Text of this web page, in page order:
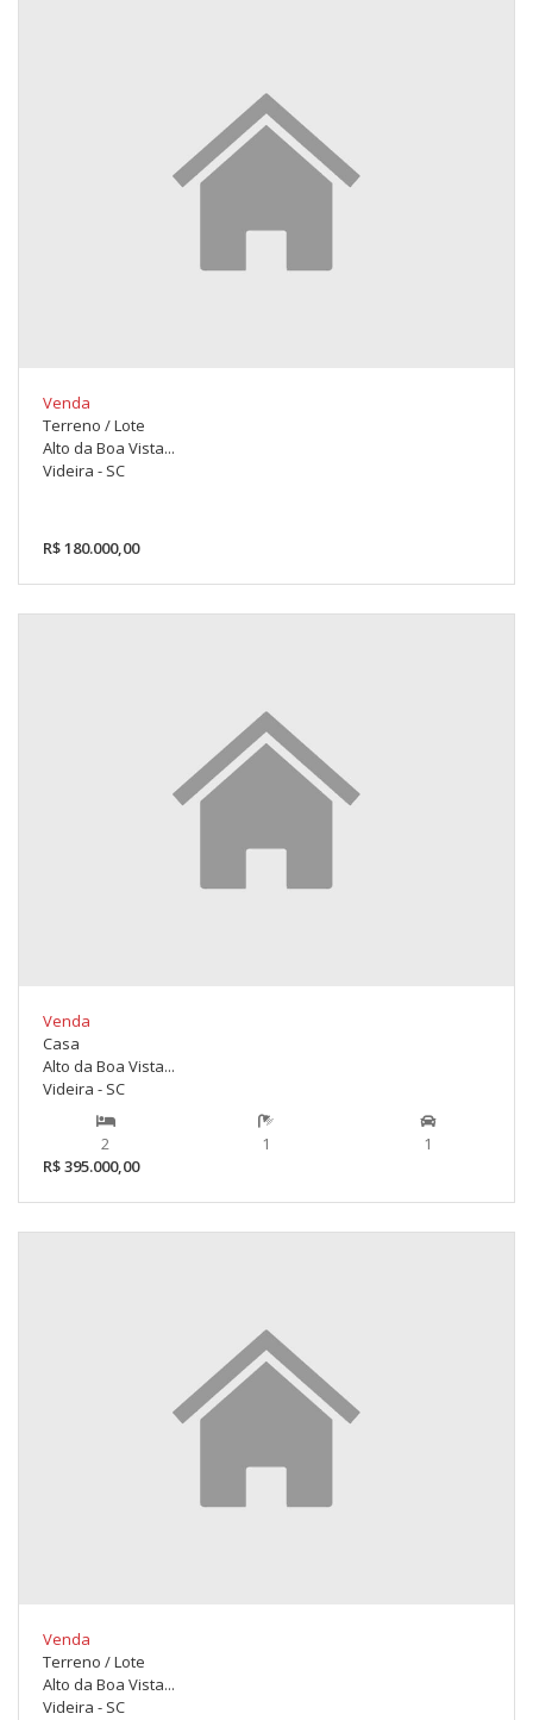
Venda
Terreno / Lote
Alto da Boa Vista...
Videira - SC
R$ 180.000,00
Venda
Casa
Alto da Boa Vista...
Videira - SC
2 1
1
R$ 395.000,00
Venda
Terreno / Lote
Alto da Boa Vista...
Videira - SC